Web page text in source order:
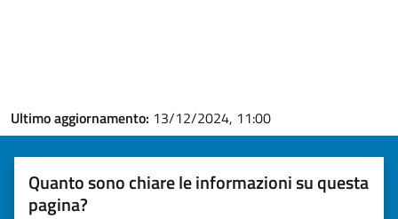
Ultimo aggiornamento: 13/12/2024, 11:00
Quanto sono chiare le informazioni su questa
pagina?